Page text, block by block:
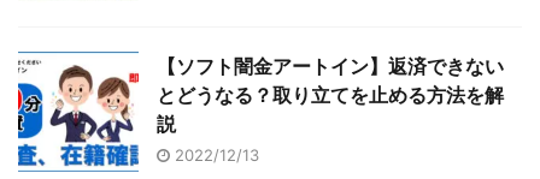
【ソフト闇金アートイン】返済できない
とどうなる？取り立てを止める方法を解
説
2022/12/13